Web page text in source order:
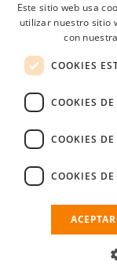
Acceso empresas
Contraseña
Recordarme
Conectarse
Registro gratuito
Encuentre al
Este sitio web usa
utilizar nuestro sitio
con
COOKIES
COOKIES
COOKIES DE
COOKIES